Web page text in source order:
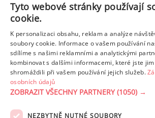
Tuk
z toho nas. mastné kyseliny
Detailní rozpis
Tyto webové stránky používají
cookie.
K personalizaci obsahu, reklam a analýze
soubory cookie. Informace o vašem používání
sdílíme s našimi reklamními a analytickými
kombinovat s dalšími informacemi, které jste
shromáždili při vašem používání jejich služeb.
osobních údajů
ZOBRAZIT VŠECHNY PARTNERY(1050) →
NEZBYTNĚ NUTNÉ SOUBORY